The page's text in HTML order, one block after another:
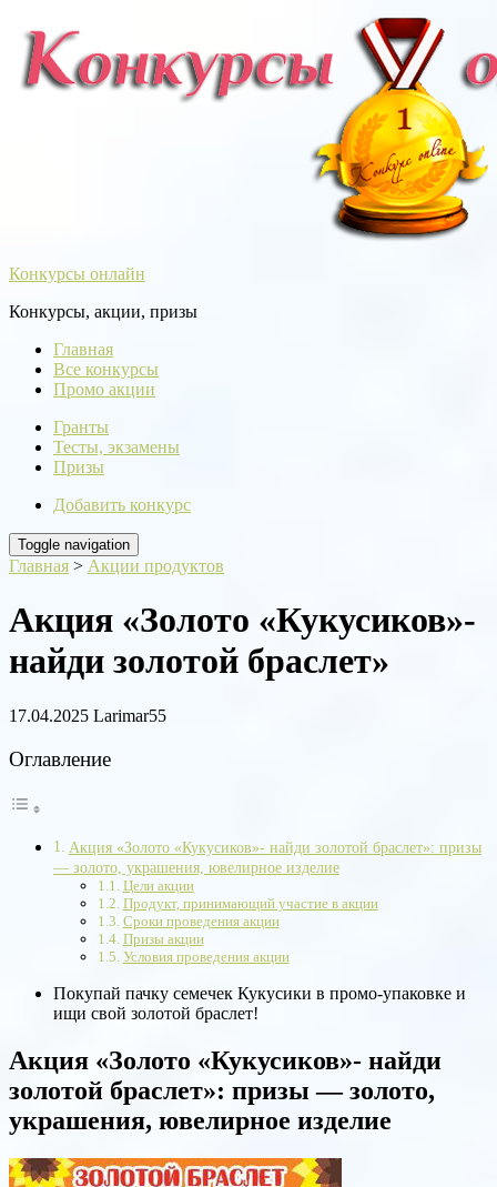
Конкурсы онлайн
Конкурсы, акции, призы
Главная
Все конкурсы
Промо акции
Гранты
Тесты, экзамены
Призы
Добавить конкурс
Toggle navigation
Главная > Акции продуктов
Акция «Золото «Кукусиков»-
найди золотой браслет»
17.04.2025 Larimar55
Оглавление
Акция «Золото «Кукусиков»- найди золотой браслет»: призы
— золото, украшения, ювелирное изделие
Цели акции
Продукт, принимающий участие в акции
Сроки проведения акции
Призы акции
Условия проведения акции
Покупай пачку семечек Кукусики в промо-упаковке и
ищи свой золотой браслет!
Акция «Золото «Кукусиков»- найди
золотой браслет»: призы — золото,
украшения, ювелирное изделие